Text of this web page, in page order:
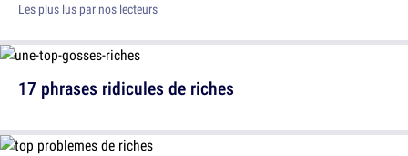
Les plus lus par nos lecteurs
17 phrases ridicules de riches